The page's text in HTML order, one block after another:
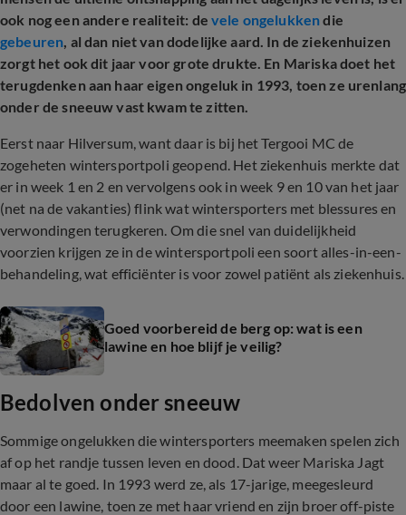
ook nog een andere realiteit: de vele ongelukkendie
gebeuren, al dan niet van dodelijke aard. In de ziekenhuizen
zorgt het ook dit jaar voor grote drukte. En Mariska doet het
terugdenken aan haar eigen ongeluk in 1993, toen ze urenlang
onder de sneeuw vast kwam te zitten.
Eerst naar Hilversum, want daar is bij het Tergooi MC de
zogeheten wintersportpoli geopend. Het ziekenhuis merkte dat
er in week 1 en 2 en vervolgens ook in week 9 en 10 van het jaar
(net na de vakanties) flink wat wintersporters met blessures en
verwondingen terugkeren. Om die snel van duidelijkheid
voorzien krijgen ze in de wintersportpoli een soort alles-in-een-
behandeling, wat efficiënter is voor zowel patiënt als ziekenhuis.
Goed voorbereid de berg op: wat is een
lawine en hoe blijf je veilig?
Bedolven onder sneeuw
Sommige ongelukken die wintersporters meemaken spelen zich
af op het randje tussen leven en dood. Dat weer Mariska Jagt
maar al te goed. In 1993 werd ze, als 17-jarige, meegesleurd
door een lawine, toen ze met haar vriend en zijn broer off-piste